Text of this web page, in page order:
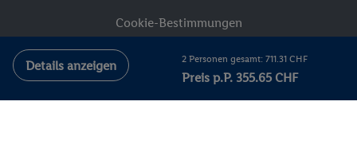
Details anzeigen 2 Personen gesamt: 711.31 CHF
Preis p.P. 355.65 CHF
Cookie-Bestimmungen
Datenschutzhinweise
Vermittlungsbedingungen